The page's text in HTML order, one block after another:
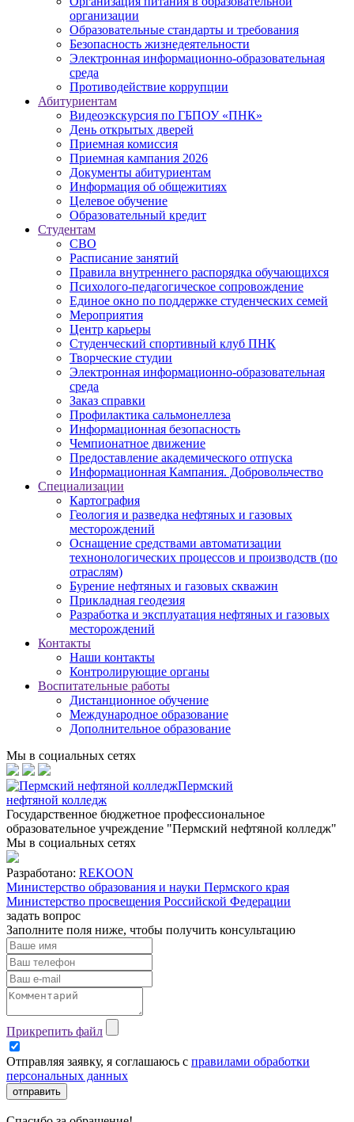
организации
Образовательные стандарты и требования
Безопасность жизнедеятельности
Электронная информационно-образовательная
среда
Противодействие коррупции
Абитуриентам
Видеоэкскурсия по ГБПОУ «ПНК»
День открытых дверей
Приемная комиссия
Приемная кампания 2026
Дoкументы абитуриентам
Информация об общежитиях
Целевое обучение
Образовательный кредит
Студентам
СВО
Расписание занятий
Правила внутреннего распорядка обучающихся
Психолого-педагогическое сопровождение
Единое окно по поддержке студенческих семей
Мероприятия
Центр карьеры
Студенческий спортивный клуб ПНК
Творческие студии
Электронная информационно-образовательная
среда
Заказ справки
Профилактика сальмонеллеза
Информационная безопасность
Чемпионатное движение
Предоставление академического отпуска
Информационная Кампания. Добровольчество
Специализации
Картография
Геология и разведка нефтяных и газовых
месторождений
Оснащение средствами автоматизации
технонологических процессов и производств (по
отраслям)
Бурение нефтяных и газовых скважин
Прикладная геодезия
Разработка и эксплуатация нефтяных и газовых
месторождений
Контакты
Наши контакты
Контролирующие органы
Воспитательные работы
Дистанционное обучение
Международное образование
Дополнительное образование
Мы в социальных сетях
Пермский
нефтяной колледж
Государственное бюджетное профессиональное
образовательное учреждение "Пермский нефтяной колледж"
Мы в социальных сетях
Разработано: REKOON
Министерство образования и науки Пермского края
Министерство просвещения Российской Федерации
задать вопрос
Заполните поля ниже, чтобы получить консультацию
Прикрепить файл
Отправляя заявку, я соглашаюсь с правилами обработки
персональных данных
отправить